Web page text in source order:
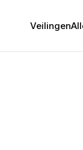
Veilingen